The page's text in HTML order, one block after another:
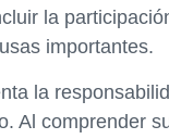
la
importantes.
la
Al comprender